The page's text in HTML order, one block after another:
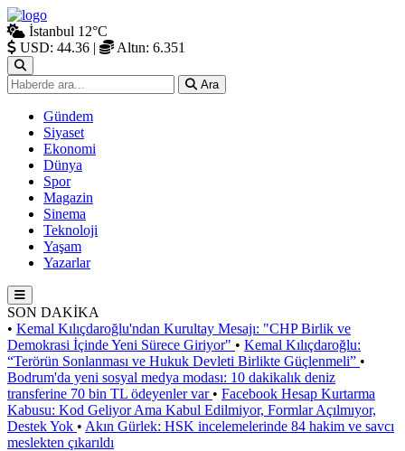
İstanbul 12°C
USD: 44.36 | Altın: 6.351
Ara
Gündem
Siyaset
Ekonomi
Dünya
Spor
Magazin
Sinema
Teknoloji
Yaşam
Yazarlar
SON DAKİKA
• Kemal Kılıçdaroğlu'ndan Kurultay Mesajı: "CHP Birlik ve
Demokrasi İçinde Yeni Sürece Giriyor" • Kemal Kılıçdaroğlu:
“Terörün Sonlanması ve Hukuk Devleti Birlikte Güçlenmeli” •
Bodrum'da yeni sosyal medya modası: 10 dakikalık deniz
transferine 70 bin TL ödeyenler var • Facebook Hesap Kurtarma
Kabusu: Kod Geliyor Ama Kabul Edilmiyor, Formlar Açılmıyor,
Destek Yok • Akın Gürlek: HSK incelemelerinde 84 hakim ve savcı
meslekten çıkarıldı